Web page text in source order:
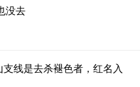
没去
线是去杀褪色者，红名入